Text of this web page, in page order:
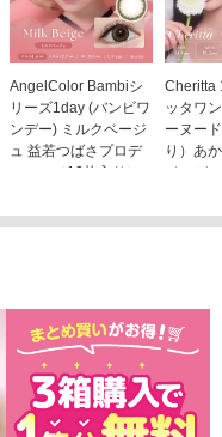
AngelColor Bambiシ
リーズ1day (バンビワ
ンデー) ミルクベージ
ュ 益若つばさプロデ
ュース（10枚入り）
Cheritta
ッタワ
ーヌー
り）あ
ジモデル